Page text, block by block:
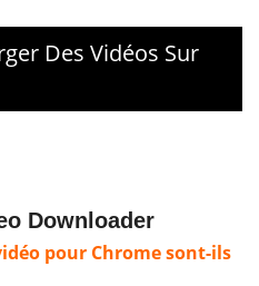
Des Vidéos Sur
Downloader
pour Chrome sont-ils